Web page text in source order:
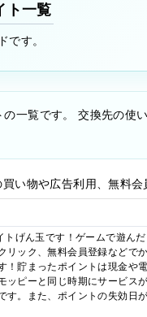
ト一覧
です。
一覧です。 交換先の
い物や広告利用、無料
げん玉です！ゲームで遊んだ
リック、無料会員登録などでか
！貯まったポイントは現金や電
ッピーと同じ時期にサービスが
す。また、ポイントの失効日が